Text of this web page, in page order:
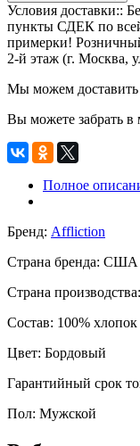
Условия доставки::
пункты СДЕК по
примерки!
2-й этаж (г. Москва,
Мы можем доставить
Вы можете забрать в
Полное
Бренд: Affliction
Страна бренда: США
Страна производства:
Состав: 100% хлопок
Цвет: Бордовый
Гарантийный срок
Пол: Мужской